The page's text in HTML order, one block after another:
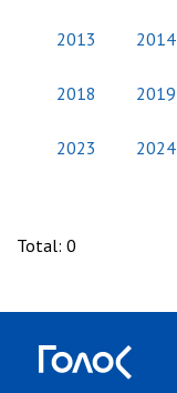
2013 2014
2018 2019
2023 2024
Total: 0